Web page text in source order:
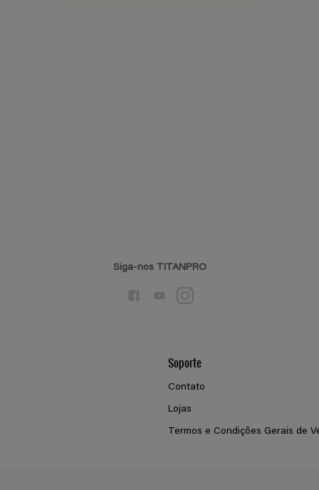
Siga-nos TITANPRO
Soporte
Contato
Lojas
Termos e Condições Gerais de